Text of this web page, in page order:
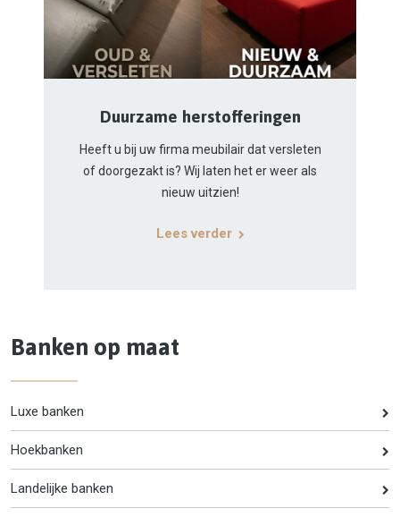
Duurzame herstofferingen
Heeft u bij uw firma meubilair dat versleten
of doorgezakt is? Wij laten het er weer als
nieuw uitzien!
Lees verder
Banken op maat
Luxe banken
Hoekbanken
Landelijke banken